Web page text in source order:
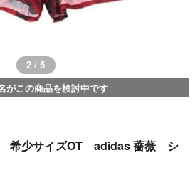
2 / 5
がこの商品を検討中です
少サイズOT adidas 薔薇 シ